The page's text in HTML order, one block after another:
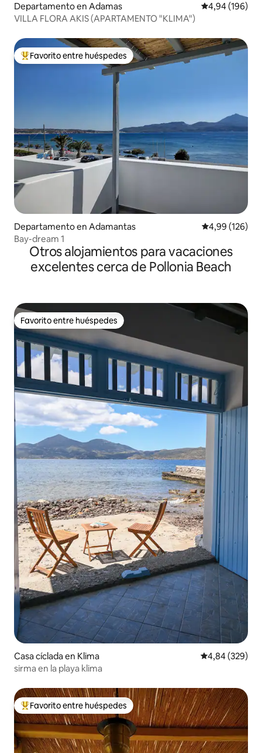
Departamento en Adamas Calificación
4,94 (196)
VILLA FLORA AKIS (APARTAMENTO "KLIMA")
Favorito entre los huéspedes más destacados
Favorito entre huéspedes
Departamento en Adamantas Calificación
4,99 (126)
Bay-dream 1
Otros alojamientos para vacaciones
excelentes cerca de Pollonia Beach
Favorito entre huéspedes
Favorito entre huéspedes
Casa cíclada en Klima Calificación
4,84 (329)
sirma en la playa klima
Favorito entre los huéspedes más destacados
Favorito entre huéspedes